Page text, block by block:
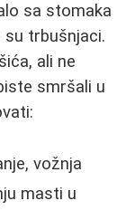
sa stomaka
su trbušnjaci.
ali ne
smršali u
vožnja
masti u